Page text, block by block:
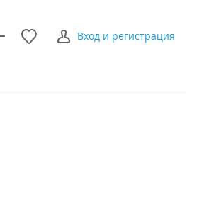
Вход и регистрация